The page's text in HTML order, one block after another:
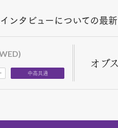
ンタビューについての最
中高共通
オブ